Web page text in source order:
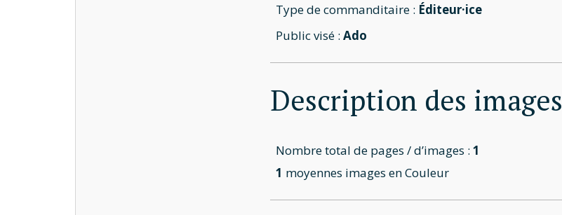
Type de commanditaire : Éditeur·ice
Public visé : Ado
Description des images
Nombre total de pages / d’images : 1
1 moyennes images en Couleur